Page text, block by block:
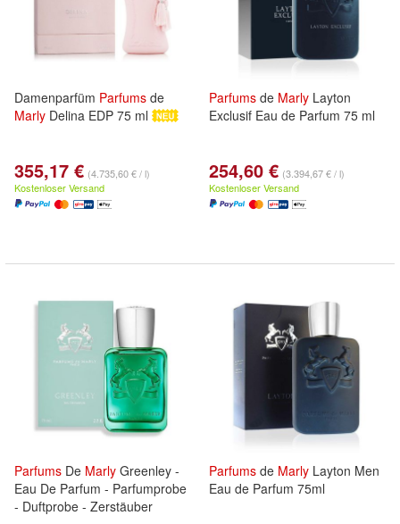
Damenparfüm Parfums de
Marly Delina EDP 75 ml
355,17 € (4.735,60 € / l)
Kostenloser Versand
Parfums de Marly Layton
Exclusif Eau de Parfum 75 ml
254,60 € (3.394,67 € / l)
Kostenloser Versand
Parfums De Marly Greenley -
Eau De Parfum - Parfumprobe
- Duftprobe - Zerstäuber
Parfums de Marly Layton Men
Eau de Parfum 75ml